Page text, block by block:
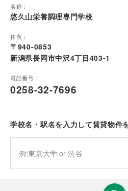
名称：
悠久山栄養調理専門学校
住所：
〒940-0853
新潟県長岡市中沢4丁目403-1
電話番号：
0258-32-7696
学校名・駅名を入力して賃貸物件